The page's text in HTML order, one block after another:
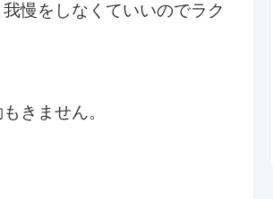
慢をしなくていいのでラク
きません。